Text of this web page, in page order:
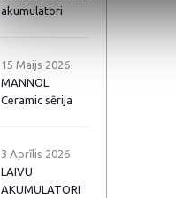
akumulatori
15 Maijs 2026
MANNOL
Ceramic sērija
3 Aprīlis 2026
LAIVU
AKUMULATORI